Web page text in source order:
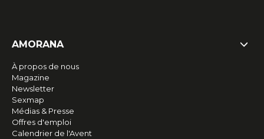
AMORANA
À propos de nous
Magazine
Newsletter
Sexmap
Médias & Presse
Offres d'emploi
Calendrier de l'Avent